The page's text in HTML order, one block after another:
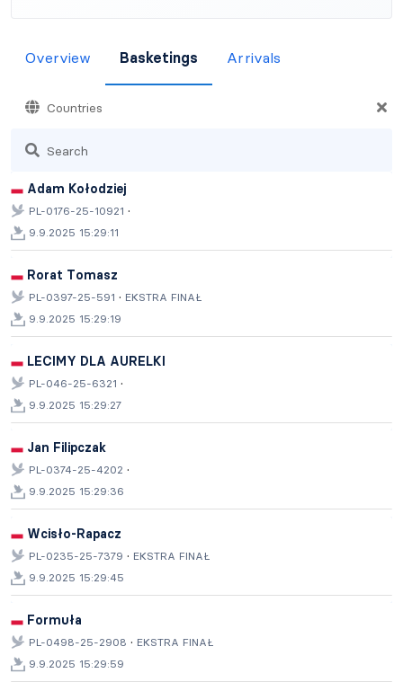
Overview Basketings Arrivals
Countries
Search
Adam Kołodziej
PL-0176-25-10921 ·
9.9.2025 15:29:11
Rorat Tomasz
PL-0397-25-591 · EKSTRA FINAŁ
9.9.2025 15:29:19
LECIMY DLA AURELKI
PL-046-25-6321 ·
9.9.2025 15:29:27
Jan Filipczak
PL-0374-25-4202 ·
9.9.2025 15:29:36
Wcisło-Rapacz
PL-0235-25-7379 · EKSTRA FINAŁ
9.9.2025 15:29:45
Formuła
PL-0498-25-2908 · EKSTRA FINAŁ
9.9.2025 15:29:59